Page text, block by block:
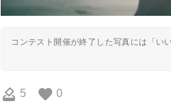
コンテスト開催が終了した写真には「い
5 0